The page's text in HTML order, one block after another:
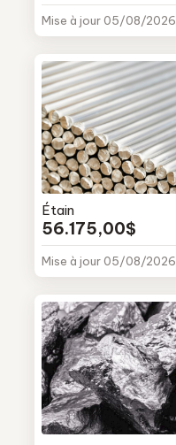
Mise à jour 05/08/2026
Étain
56.175,00$
Mise à jour 05/08/2026